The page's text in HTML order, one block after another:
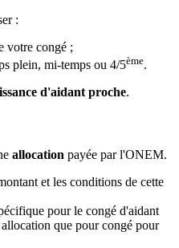
:
votre congé ;
plein, mi-temps ou 4/5ème.
d'aidant proche.
allocation payée par l'ONEM.
et les conditions de cette
pour le congé d'aidant
que pour congé pour